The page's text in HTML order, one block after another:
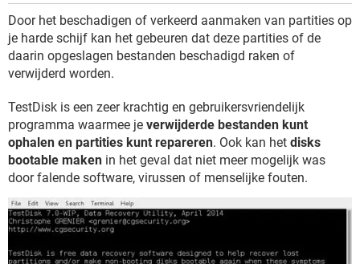
Door het beschadigen of verkeerd aanmaken van partities op
je harde schijf kan het gebeuren dat deze partities of de
daarin opgeslagen bestanden beschadigd raken of
verwijderd worden.
TestDisk is een zeer krachtig en gebruikersvriendelijk
programma waarmee je verwijderde bestanden kunt
ophalen en partities kunt repareren. Ook kan het disks
bootable maken in het geval dat niet meer mogelijk was
door falende software, virussen of menselijke fouten.